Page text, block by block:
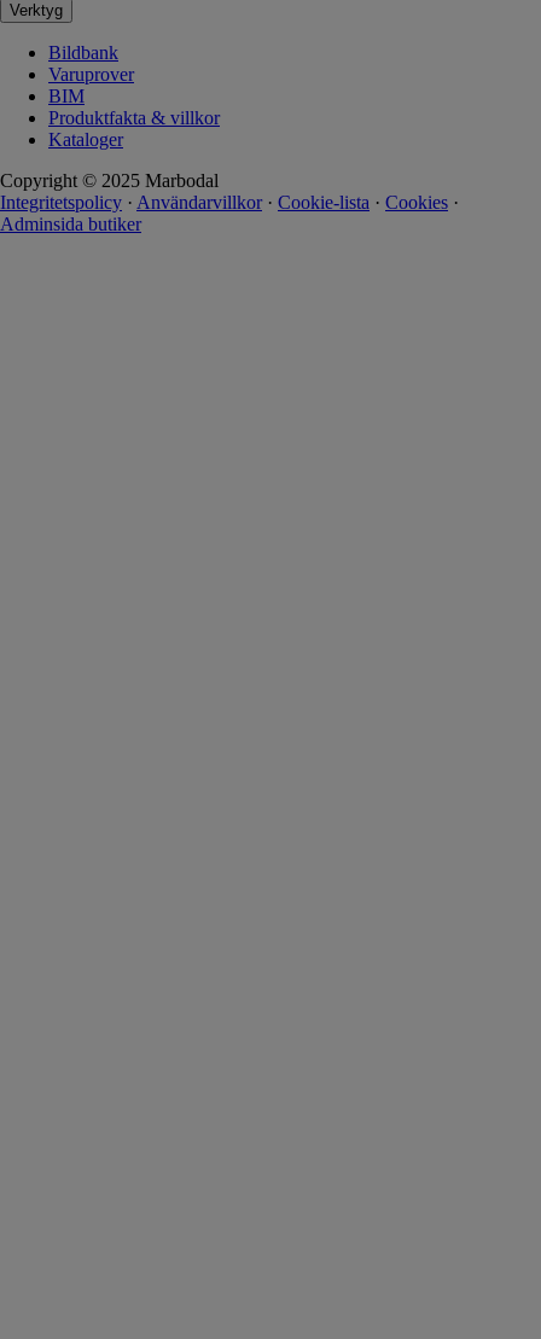
Verktyg
Bildbank
Varuprover
BIM
Produktfakta & villkor
Kataloger
Copyright © 2025 Marbodal
Integritetspolicy · Användarvillkor · Cookie-lista · Cookies ·
Adminsida butiker